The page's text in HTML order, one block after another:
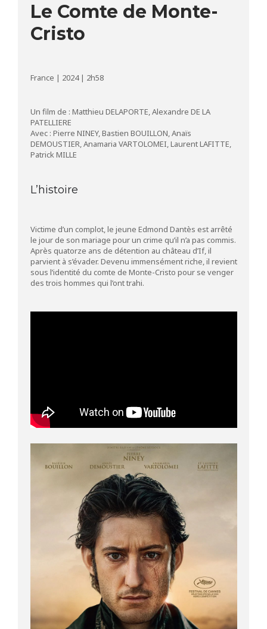
Le Comte de Monte-
Cristo
France | 2024 | 2h58
Un film de : Matthieu DELAPORTE, Alexandre DE LA
PATELLIERE
Avec : Pierre NINEY, Bastien BOUILLON, Anaïs
DEMOUSTIER, Anamaria VARTOLOMEI, Laurent LAFITTE,
Patrick MILLE
L’histoire
Victime d’un complot, le jeune Edmond Dantès est arrêté
le jour de son mariage pour un crime qu’il n’a pas commis.
Après quatorze ans de détention au château d’If, il
parvient à s’évader. Devenu immensément riche, il revient
sous l’identité du comte de Monte-Cristo pour se venger
des trois hommes qui l’ont trahi.